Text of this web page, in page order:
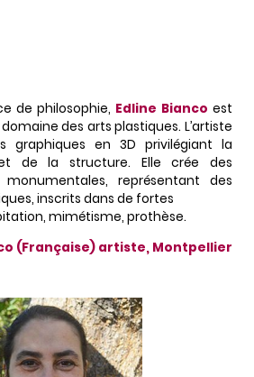
de philosophie, Edline Bianco est
des arts plastiques. L’artiste
graphiques en 3D privilégiant la
de la structure. Elle crée des
monumentales, représentant des
inscrits dans de fortes
mimétisme, prothèse.
(Française) artiste, Montpellier